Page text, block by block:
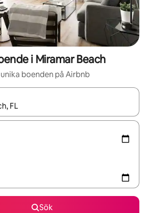
i Miramar Beach
boenden på Airbnb
tillgängliga kan du navigera med upp- och
Sök